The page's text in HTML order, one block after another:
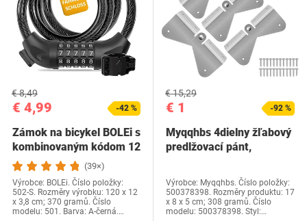
€ 4,99
€ 8,49
-42 %
Zámok na bicykel BOLEi s
kombinovaným kódom 12
mm/120 cm,… (39×)
Výrobce: BOLEi. Číslo položky:
502-S. Rozměry výrobku: 120 x 12
x 3,8 cm; 370 gramů. Číslo
modelu: 501. Barva: A-černá.…
€ 1
€ 15,29
-92 %
Myqqhbs 4dielny žľabový
predlžovací pánt,
Výrobce: Myqqhbs. Číslo položky:
500378398. Rozměry produktu: 17
x 8 x 5 cm; 308 gramů. Číslo
modelu: 500378398. Styl:…